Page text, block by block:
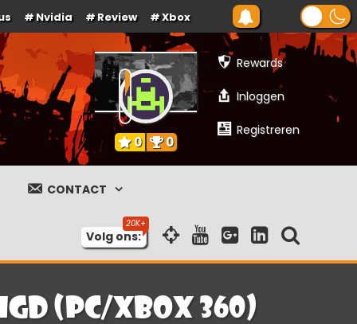
Nvidia Review Xbox
Rewards
Inloggen
Registreren
0 0
CONTACT
Volg ons:
(PC/Xbox 360)